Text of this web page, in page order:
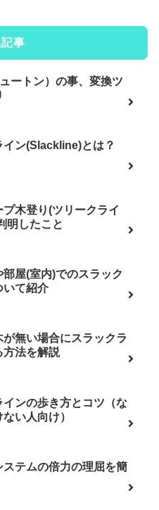
事
ートン）の事、変換ツ
イン(Slackline)とは？
プ木登り(ツリークライ
明したこと
部屋(室内)でのスラック
いて紹介
が無い場合にスラックラ
方法を解説
インの歩き方とコツ（な
い人向け）
ステムの倍力の理屈を簡